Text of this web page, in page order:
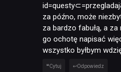
za późno, może
za bardzo fabułą, a za
go ochotę napisać
wszystko byłbym
Cytuj Odpowiedz